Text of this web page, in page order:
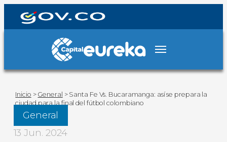
Inicio > General > Santa Fe Vs. Bucaramanga: así se prepara la
ciudad para la final del fútbol colombiano
General
13 Jun. 2024